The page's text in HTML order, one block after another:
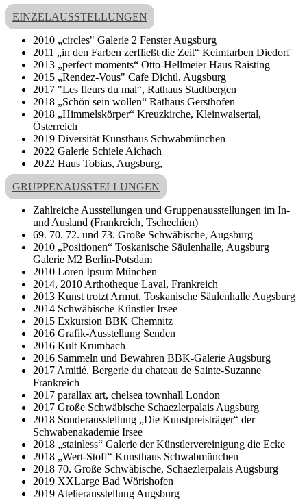
EINZELAUSSTELLUNGEN
2010 „circles" Galerie 2 Fenster Augsburg
2011 „in den Farben zerfließt die Zeit“ Keimfarben Diedorf
2013 „perfect moments“ Otto-Hellmeier Haus Raisting
2015 „Rendez-Vous" Cafe Dichtl, Augsburg
2017 "Les fleurs du mal“, Rathaus Stadtbergen
2018 „Schön sein wollen“ Rathaus Gersthofen
2018 „Himmelskörper“ Kreuzkirche, Kleinwalsertal,
Österreich
2019 Diversität Kunsthaus Schwabmünchen
2022 Galerie Schiele Aichach
2022 Haus Tobias, Augsburg,
GRUPPENAUSSTELLUNGEN
Zahlreiche Ausstellungen und Gruppenausstellungen im In-
und Ausland (Frankreich, Tschechien)
69. 70. 72. und 73. Große Schwäbische, Augsburg
2010 „Positionen“ Toskanische Säulenhalle, Augsburg
Galerie M2 Berlin-Potsdam
2010 Loren Ipsum München
2014, 2010 Arthotheque Laval, Frankreich
2013 Kunst trotzt Armut, Toskanische Säulenhalle Augsburg
2014 Schwäbische Künstler Irsee
2015 Exkursion BBK Chemnitz
2016 Grafik-Ausstellung Senden
2016 Kult Krumbach
2016 Sammeln und Bewahren BBK-Galerie Augsburg
2017 Amitié, Bergerie du chateau de Sainte-Suzanne
Frankreich
2017 parallax art, chelsea townhall London
2017 Große Schwäbische Schaezlerpalais Augsburg
2018 Sonderausstellung „Die Kunstpreisträger“ der
Schwabenakademie Irsee
2018 „stainless“ Galerie der Künstlervereinigung die Ecke
2018 „Wert-Stoff“ Kunsthaus Schwabmünchen
2018 70. Große Schwäbische, Schaezlerpalais Augsburg
2019 XXLarge Bad Wörishofen
2019 Atelierausstellung Augsburg